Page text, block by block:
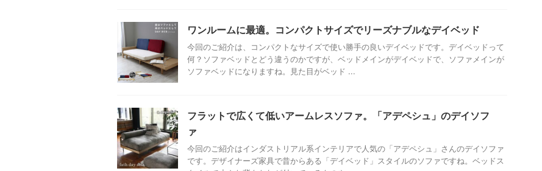
ワンルームに最適。コンパクトサイズでリーズナブルなデイベッド
今回のご紹介は、コンパクトなサイズで使い勝手の良いデイベッドです。デイベッドって
何？ソファベッドとどう違うのかですが、ベッドメインがデイベッドで、ソファメインが
ソファベッドになりますね。見た目がベッド ...
フラットで広くて低いアームレスソファ。「アデペシュ」のデイソフ
ァ
今回のご紹介はインダストリアル系インテリアで人気の「アデペシュ」さんのデイソファ
です。デザイナーズ家具で昔からある「デイベッド」スタイルのソファですね。ベッドス